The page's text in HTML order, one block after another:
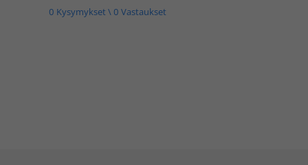
0 Kysymykset \ 0 Vastaukset